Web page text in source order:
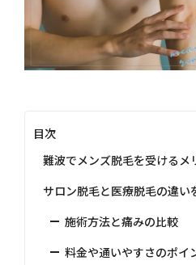
目次
難波でメンズ脱毛を受けるメ
サロン脱毛と医療脱毛の違い
施術方法と痛みの比較
料金や通いやすさのポイ